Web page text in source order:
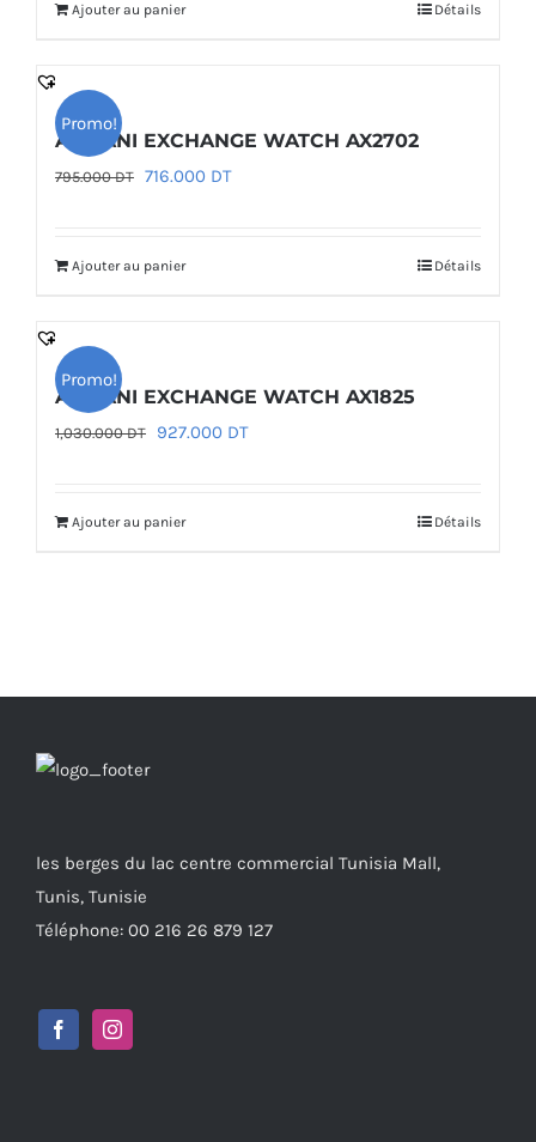
Ajouter au panier Détails
Promo!
ARMANI EXCHANGE WATCH AX2702
795.000DT Le
était :
716.000 DTLe
Ajouter au panier Détails
Promo!
ARMANI EXCHANGE WATCH AX1825
1,030.000DT
Le
était :
927.000 DTLe
Ajouter au panier Détails
les berges du lac centre commercial Tunisia Mall,
Tunis, Tunisie
Téléphone: 00 216 26 879 127